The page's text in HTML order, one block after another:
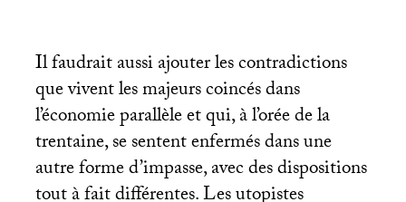
Il faudrait aussi ajouter les contradictions
que vivent les majeurs coincés dans
l’économie parallèle et qui, à l’orée de la
trentaine, se sentent enfermés dans une
autre forme d’impasse, avec des dispositions